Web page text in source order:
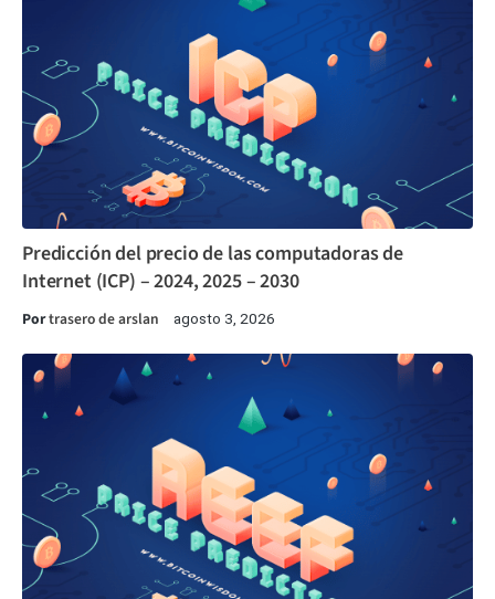
Predicción del precio de las computadoras de
Internet (ICP) – 2024, 2025 – 2030
Portrasero de arslan agosto 3, 2026